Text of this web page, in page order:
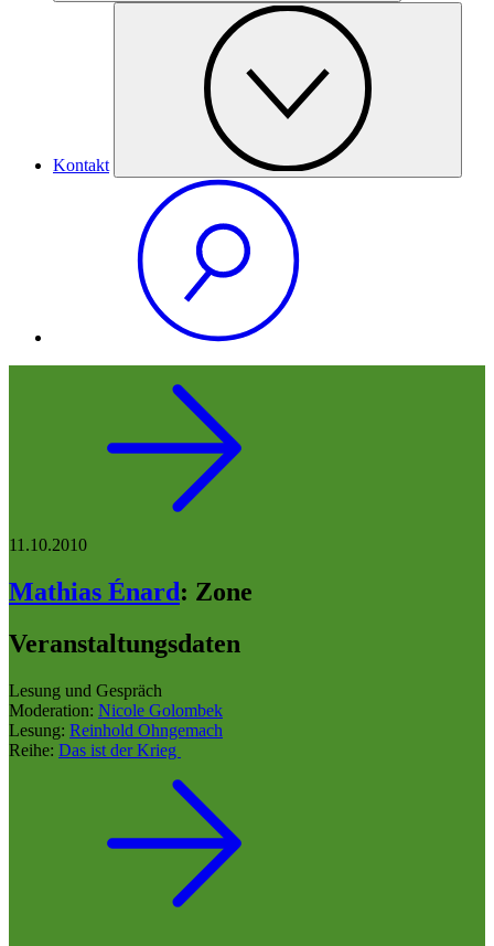
Kontakt
11.10.2010
Mathias Énard: Zone
Veranstaltungsdaten
Lesung und Gespräch
Moderation: Nicole Golombek
Lesung: Reinhold Ohngemach
Reihe: Das ist der Krieg